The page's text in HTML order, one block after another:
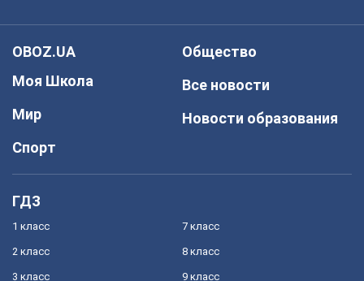
OBOZ.UA
Моя Школа
Мир
Спорт
Общество
Все новости
Новости образования
ГДЗ
1 класс
2 класс
3 класс
7 класс
8 класс
9 класс